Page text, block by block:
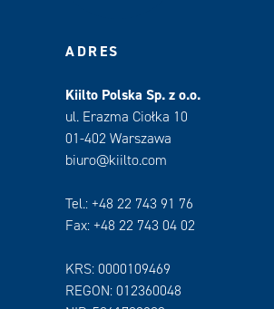
ADRES
Kiilto Polska Sp. z o.o.
ul. Erazma Ciołka 10
01-402 Warszawa
biuro@kiilto.com
Tel.: +48 22 743 91 76
Fax: +48 22 743 04 02
KRS: 0000109469
REGON: 012360048